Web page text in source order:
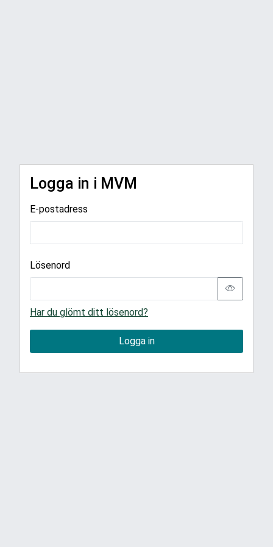
Logga in i MVM
E-postadress
Lösenord
Har du glömt ditt lösenord?
Logga in